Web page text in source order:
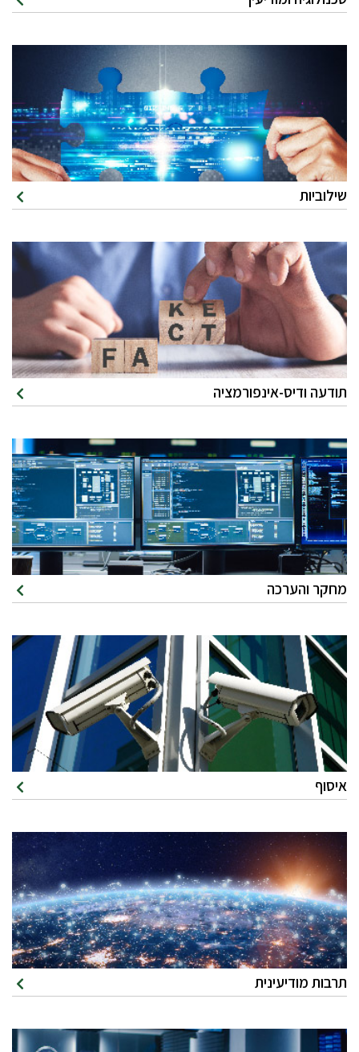
שילוביות
תודעה ודיס-אינפורמציה
מחקר והערכה
איסוף
תרבות מודיעינית